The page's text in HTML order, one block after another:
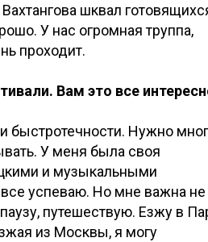
шквал
У нас огромная труппа,
проходит.
Вам это все
быстротечности. Нужно
У меня была своя
и музыкальными
успеваю. Но мне важна не
путешествую. Езжу в
из Москвы, я могу